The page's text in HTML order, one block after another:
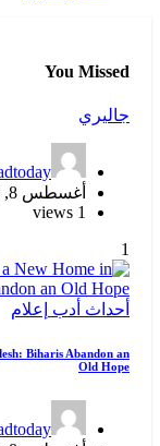
You Missed
جاليري
أغسطس 8, 2026
1 views
1
أحداث أدب إعلام
Biharis Abandon an
Old Hope